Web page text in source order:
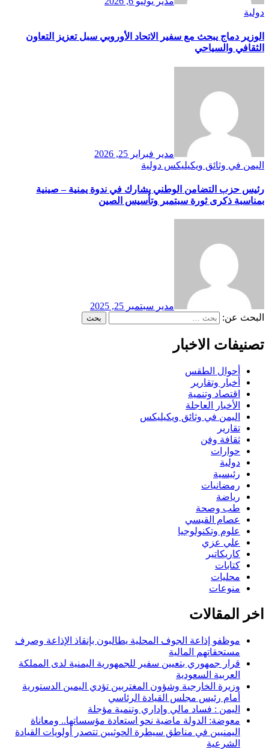
دولية
الوزير دماج يبحث مع سفير الاتحاد الأوروبي سبل تعزيز التعاون
الثقافي والسياحي
مدير فبراير 25, 2026
اليمن في وثائق ويكيليكس دولية
رئيس حزب التضامن الوطني يشارك في ندوة يمنية – صينية
بمناسبة ذكرى ثورة سبتمبر وتأسيس الصين
مدير سبتمبر 25, 2025
البحث عن:
تصنيفات الاخبار
أحوال الطقس
أخبار وتقارير
اقتصاد وتنمية
الأخبار العاجلة
اليمن في وثائق ويكيليكس
تقارير
ثقافة وفن
حوارات
دولية
رئيسية
رمضانيات
رياضة
طب وصحة
عصام القيسي
علوم وتكنولوجيا
علي عزي
كاريكاتير
كتابات
محليات
منوعات
اخر المقالات
موظفو إذاعة الجوف المحلية يطالبون بإنقاذ الإذاعة وصرف
مستحقاتهم المالية
قرار جمهوري بتعيين سفير للجمهورية اليمنية لدى المملكة
العربية السعودية
وزيرة الخارجية وشؤون المغتربين تؤدي اليمين الدستورية
أمام رئيس مجلس القيادة الرئاسي
اليمن : فساد مالي وإداري وتنمية مؤجلة
معوضة: الدولة ماضية نحو استعادة مؤسساتها.. ومعاناة
اليمنيين في مناطق سيطرة الحوثيين تتصدر أولويات القيادة
الشرعية